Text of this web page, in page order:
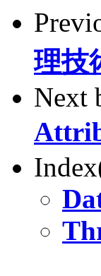
理技
Next